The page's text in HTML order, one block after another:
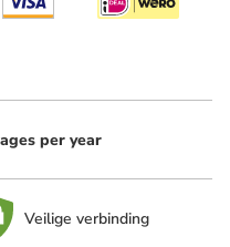
per year
Veilige verbinding